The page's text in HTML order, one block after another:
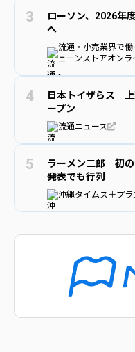
ローソン、2026年
へ
流通・小売業界で
ェーンストアオンラ
日本トイザらス 上
ープン
流通ニュース
ラーメン二郎 初
発表でも行列
沖縄タイムス＋プラ